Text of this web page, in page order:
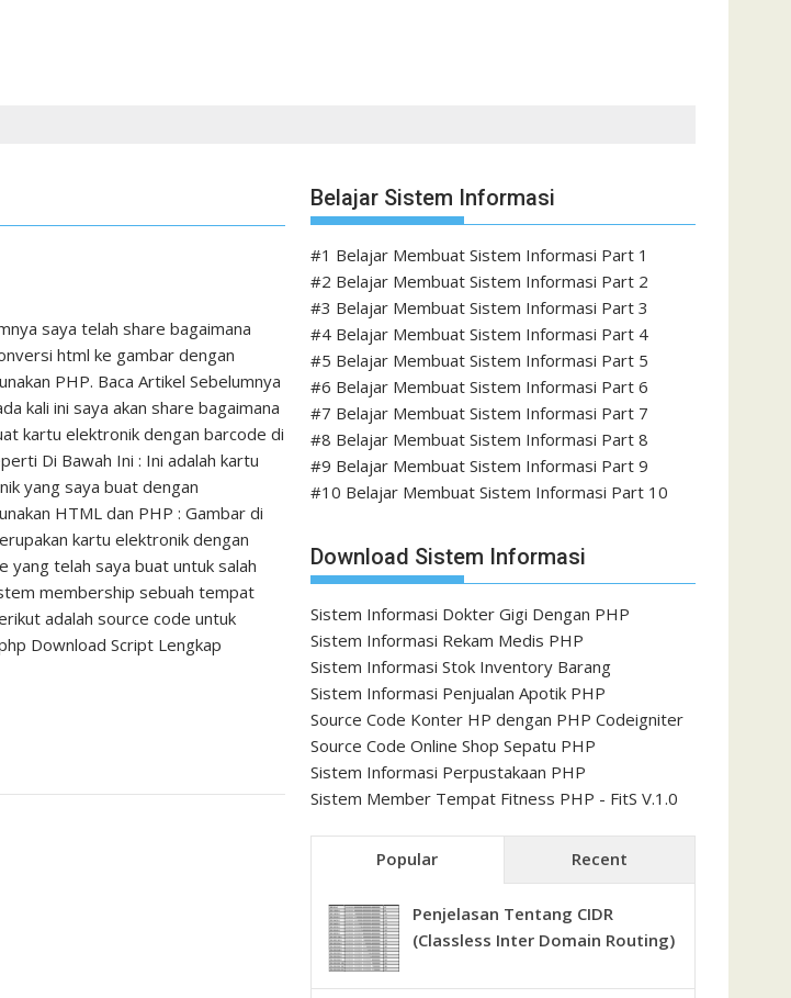
saya telah share bagaimana
html ke gambar dengan
PHP. Baca Artikel Sebelumnya
kali ini saya akan share bagaimana
kartu elektronik dengan barcode di
Di Bawah Ini : Ini adalah kartu
yang saya buat dengan
HTML dan PHP : Gambar di
kartu elektronik dengan
yang telah saya buat untuk salah
membership sebuah tempat
adalah source code untuk
Download Script Lengkap
Belajar Sistem Informasi
#1 Belajar Membuat Sistem Informasi Part 1
#2 Belajar Membuat Sistem Informasi Part 2
#3 Belajar Membuat Sistem Informasi Part 3
#4 Belajar Membuat Sistem Informasi Part 4
#5 Belajar Membuat Sistem Informasi Part 5
#6 Belajar Membuat Sistem Informasi Part 6
#7 Belajar Membuat Sistem Informasi Part 7
#8 Belajar Membuat Sistem Informasi Part 8
#9 Belajar Membuat Sistem Informasi Part 9
#10 Belajar Membuat Sistem Informasi Part 10
Download Sistem Informasi
Sistem Informasi Dokter Gigi Dengan PHP
Sistem Informasi Rekam Medis PHP
Sistem Informasi Stok Inventory Barang
Sistem Informasi Penjualan Apotik PHP
Source Code Konter HP dengan PHP Codeigniter
Source Code Online Shop Sepatu PHP
Sistem Informasi Perpustakaan PHP
Sistem Member Tempat Fitness PHP - FitS V.1.0
Popular Recent
Penjelasan Tentang CIDR
(Classless Inter Domain Routing)